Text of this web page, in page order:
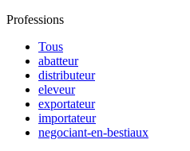
Professions
Tous
abatteur
distributeur
eleveur
exportateur
importateur
negociant-en-bestiaux